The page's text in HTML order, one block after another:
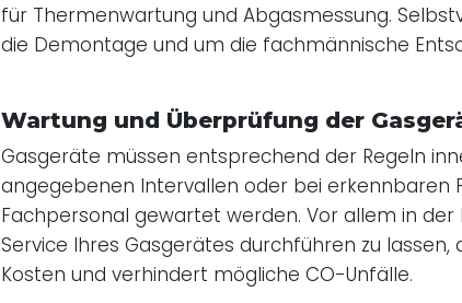
für Thermenwartung und Abgasmessung.
die Demontage und um die fachmännische
Wartung und Überprüfung der
Gasgeräte müssen entsprechend der Regeln
angegebenen Intervallen oder bei erkennbaren
Fachpersonal gewartet werden. Vor allem in der
Service Ihres Gasgerätes durchführen zu
Kosten und verhindert mögliche CO-Unfälle.